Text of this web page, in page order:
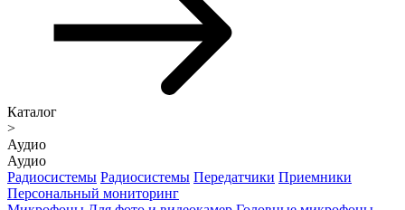
Каталог
>
Аудио
Аудио
Радиосистемы Радиосистемы Передатчики Приемники
Персональный мониторинг